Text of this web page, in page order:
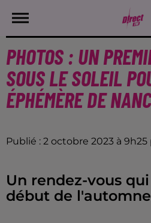
PHOTOS : UN
SOUS LE SOLEIL
ÉPHÉMÈRE DE
Publié : 2 octobre 2023 à 9h25
Un rendez-vous
début de